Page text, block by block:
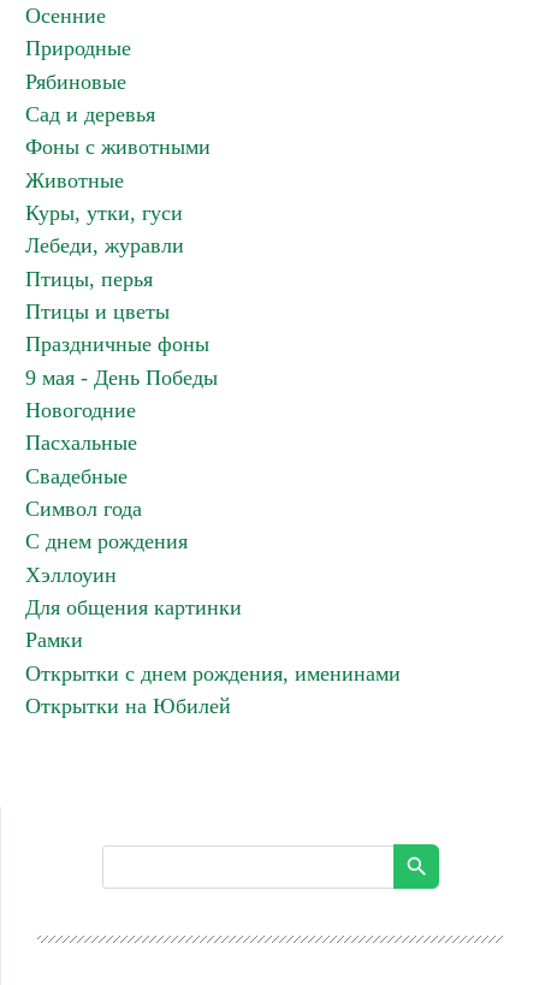
Осенние
Природные
Рябиновые
Сад и деревья
Фоны с животными
Животные
Куры, утки, гуси
Лебеди, журавли
Птицы, перья
Птицы и цветы
Праздничные фоны
9 мая - День Победы
Новогодние
Пасхальные
Свадебные
Символ года
С днем рождения
Хэллоуин
Для общения картинки
Рамки
Открытки с днем рождения, именинами
Открытки на Юбилей